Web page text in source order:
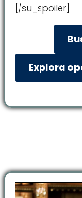
[/su_spoiler]
Explora